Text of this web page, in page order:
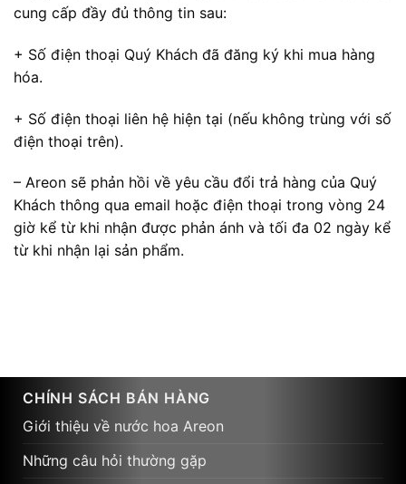
cung cấp đầy đủ thông tin sau:
+ Số điện thoại Quý Khách đã đăng ký khi mua hàng
hóa.
+ Số điện thoại liên hệ hiện tại (nếu không trùng với số
điện thoại trên).
– Areon sẽ phản hồi về yêu cầu đổi trả hàng của Quý
Khách thông qua email hoặc điện thoại trong vòng 24
giờ kể từ khi nhận được phản ánh và tối đa 02 ngày kể
từ khi nhận lại sản phẩm.
CHÍNH SÁCH BÁN HÀNG
Giới thiệu về nước hoa Areon
Những câu hỏi thường gặp